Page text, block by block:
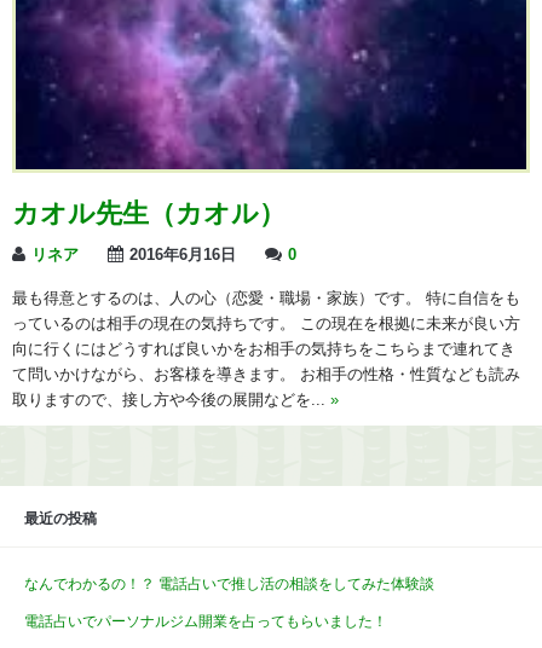
カオル先生（カオル）
リネア 2016年6月16日 0
最も得意とするのは、人の心（恋愛・職場・家族）です。 特に自信をも
っているのは相手の現在の気持ちです。 この現在を根拠に未来が良い方
向に行くにはどうすれば良いかをお相手の気持ちをこちらまで連れてき
て問いかけながら、お客様を導きます。 お相手の性格・性質なども読み
取りますので、接し方や今後の展開などを... »
最近の投稿
なんでわかるの！？ 電話占いで推し活の相談をしてみた体験談
電話占いでパーソナルジム開業を占ってもらいました！